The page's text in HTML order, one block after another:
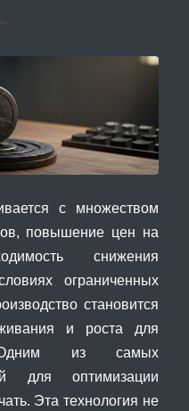
с множеством
повышение цен на
снижения
ограниченных
становится
и роста для
из самых
для оптимизации
Эта технология не